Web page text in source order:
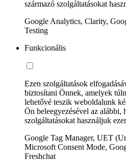
származó szolgáltatásokat
Google Analytics, Clarity,
Testing
Funkcionális
Ezen szolgáltatások
biztosítani Önnek, amelyek
lehetővé teszik weboldalunk
Ön beleegyezésével az alábbi,
szolgáltatásokat használjuk
Google Tag Manager, UET
Microsoft Consent Mode,
Freshchat